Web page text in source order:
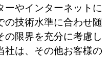
ーやインターネットに
の技術水準に合わせ随
の限界を充分に考慮し
社は、その他お客様の